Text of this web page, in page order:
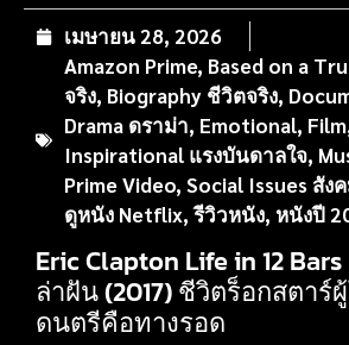
เมษายน 28, 2026
Amazon Prime, Based on a
จริง, Biography ชีวิตจริง,
Drama ดราม่า, Emotional, Film
Inspirational แรงบันดาลใจ,
Prime Video, Social Issues สัง
ดูหนัง Netflix,รีวิวหนัง, หนังปี
Eric Clapton Life in 12
ล่าฝัน (2017) ชีวิตร็อกสตาร์
ดนตรีคือทางรอด